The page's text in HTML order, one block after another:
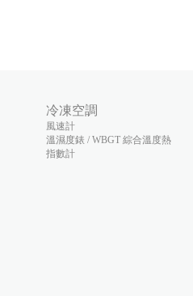
冷凍空調
風速計
溫濕度錶 / WBGT 綜合溫度熱
指數計